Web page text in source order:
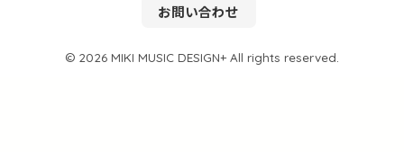
お問い合わせ
© 2026 MIKI MUSIC DESIGN+ All rights reserved.